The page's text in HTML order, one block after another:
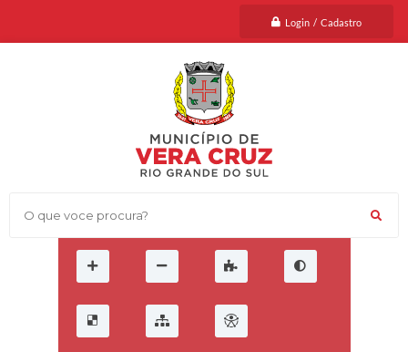
Login / Cadastro
O que voce procura?